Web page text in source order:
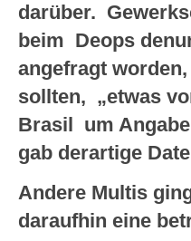
darüber.
beim Deops
angefragt
sollten, „etwas
Brasil um
gab derartige
Andere Multis
daraufhin eine